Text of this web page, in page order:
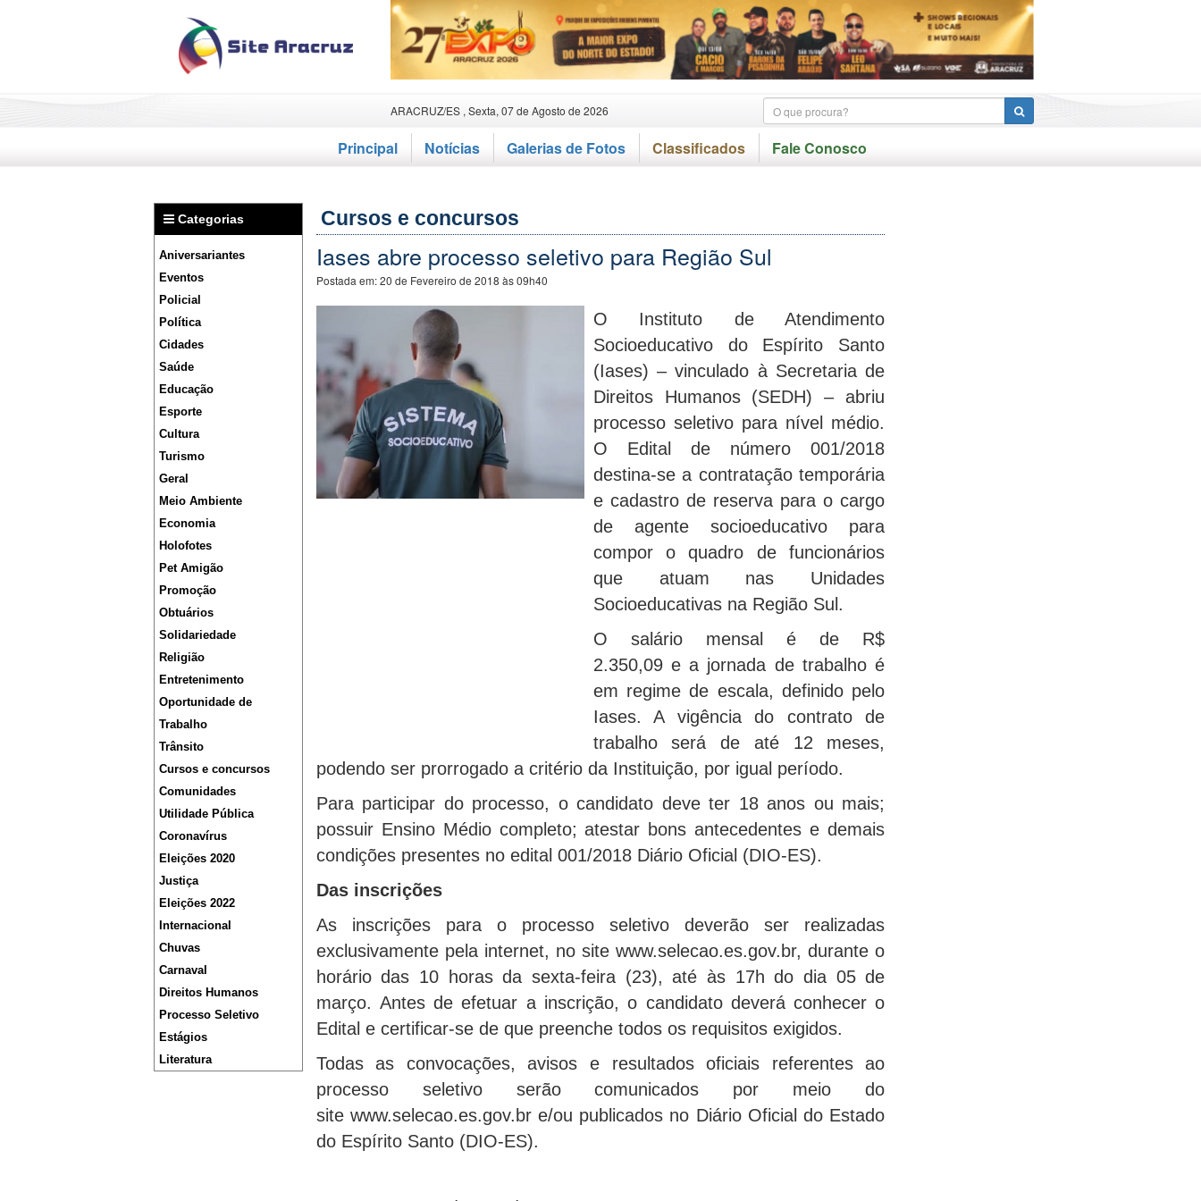
ARACRUZ/ES , Sexta, 07 de Agosto de 2026
Principal Notícias Galerias de Fotos Classificados Fale Conosco
Categorias
Aniversariantes
Eventos
Policial
Política
Cidades
Saúde
Educação
Esporte
Cultura
Turismo
Geral
Meio Ambiente
Economia
Holofotes
Pet Amigão
Promoção
Obtuários
Solidariedade
Religião
Entretenimento
Oportunidade de
Trabalho
Trânsito
Cursos e concursos
Comunidades
Utilidade Pública
Coronavírus
Eleições 2020
Justiça
Eleições 2022
Internacional
Chuvas
Carnaval
Direitos Humanos
Processo Seletivo
Estágios
Literatura
Cursos e concursos
Iases abre processo seletivo para Região Sul
Postada em:20 de Fevereiro de 2018 às 09h40
O Instituto de Atendimento
Socioeducativo do Espírito Santo
(Iases) – vinculado à Secretaria de
Direitos Humanos (SEDH) – abriu
processo seletivo para nível médio.
O Edital de número 001/2018
destina-se a contratação temporária
e cadastro de reserva para o cargo
de agente socioeducativo para
compor o quadro de funcionários
que atuam nas Unidades
Socioeducativas na Região Sul.
O salário mensal é de R$
2.350,09 e a jornada de trabalho é
em regime de escala, definido pelo
Iases. A vigência do contrato de
trabalho será de até 12 meses,
podendo ser prorrogado a critério da Instituição, por igual período.
Para participar do processo, o candidato deve ter 18 anos ou mais;
possuir Ensino Médio completo; atestar bons antecedentes e demais
condições presentes no edital 001/2018 Diário Oficial (DIO-ES).
Das inscrições
As inscrições para o processo seletivo deverão ser realizadas
exclusivamente pela internet, no site www.selecao.es.gov.br, durante o
horário das 10 horas da sexta-feira (23), até às 17h do dia 05 de
março. Antes de efetuar a inscrição, o candidato deverá conhecer o
Edital e certificar-se de que preenche todos os requisitos exigidos.
Todas as convocações, avisos e resultados oficiais referentes ao
processo seletivo serão comunicados por meio do
site www.selecao.es.gov.br e/ou publicados no Diário Oficial do Estado
do Espírito Santo (DIO-ES).